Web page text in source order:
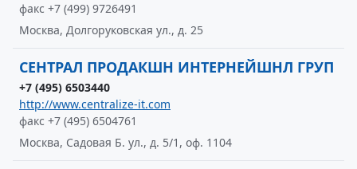
факс +7 (499) 9726491
Москва, Долгоруковская ул., д. 25
СЕНТРАЛ ПРОДАКШН ИНТЕРНЕЙШНЛ ГРУП
+7 (495) 6503440
http://www.centralize-it.com
факс +7 (495) 6504761
Москва, Садовая Б. ул., д. 5/1, оф. 1104